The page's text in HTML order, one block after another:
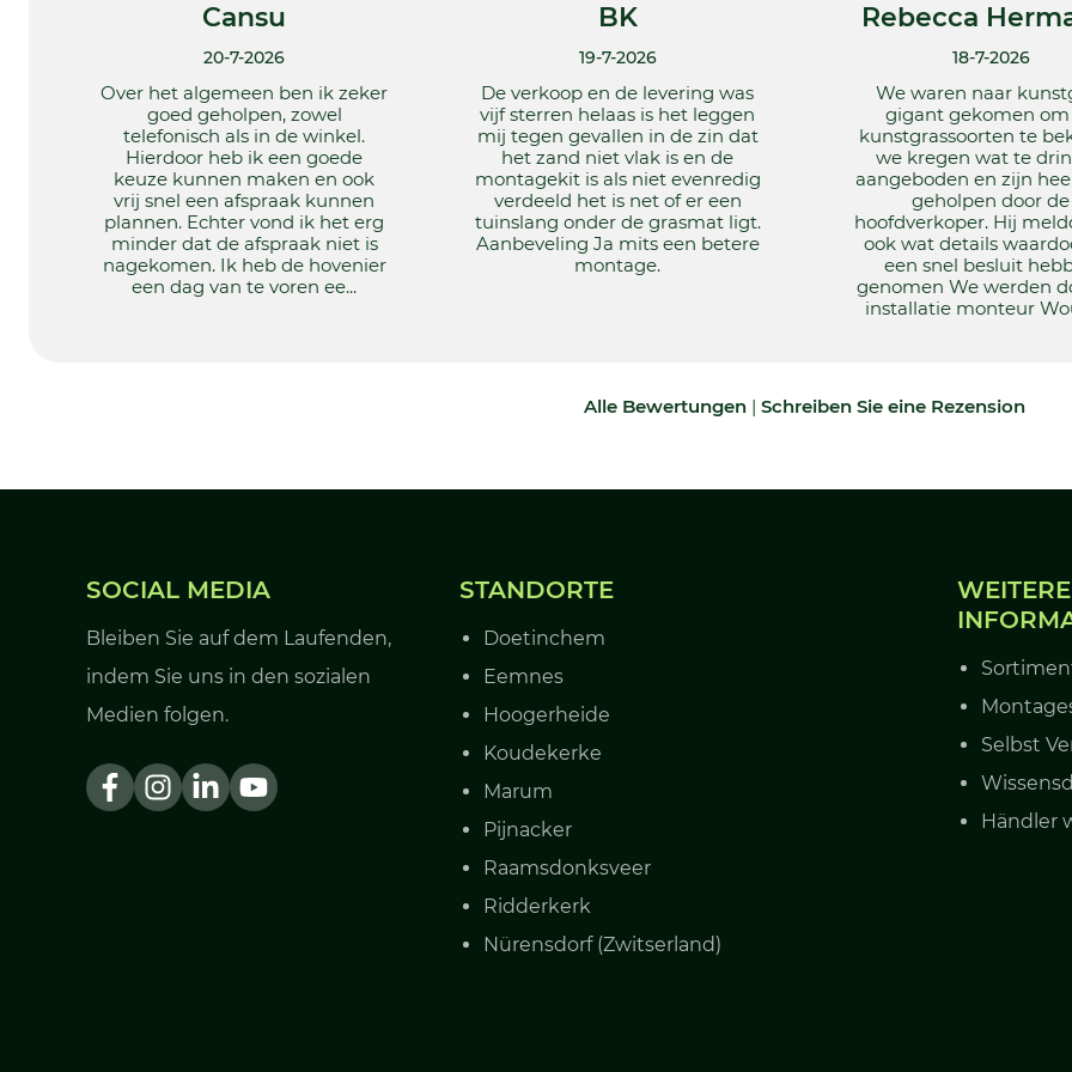
Cansu
20-7-2026
Over het algemeen ben ik zeker
goed geholpen, zowel
telefonisch als in de winkel.
Hierdoor heb ik een goede
keuze kunnen maken en ook
vrij snel een afspraak kunnen
plannen. Echter vond ik het erg
minder dat de afspraak niet is
nagekomen. Ik heb de hovenier
een dag van te voren ee...
BK
19-7-2026
De verkoop en de levering was
vijf sterren helaas is het leggen
mij tegen gevallen in de zin dat
het zand niet vlak is en de
montagekit is als niet evenredig
verdeeld het is net of er een
tuinslang onder de grasmat ligt.
Aanbeveling Ja mits een betere
montage.
Rebecca
18-7-2026
We waren naar
gigant gekomen om
kunstgrassoorten te
we kregen wat te
aangeboden en zijn
geholpen door de
hoofdverkoper. Hij
ook wat details
een snel besluit
genomen We werden
installatie monteur
Alle Bewertungen| Schreiben Sie eine Rezension
SOCIAL MEDIA
Bleiben Sie auf dem Laufenden,
indem Sie uns in den sozialen
Medien folgen.
STANDORTE
Doetinchem
Eemnes
Hoogerheide
Koudekerke
Marum
Pijnacker
Raamsdonksveer
Ridderkerk
Nürensdorf (Zwitserland)
WEITERE
Selbst
Händler